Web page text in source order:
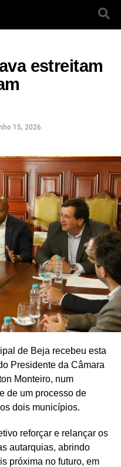
estreitam
15, 2026
de Beja recebeu esta
Presidente da Câmara
Monteiro, num
de um processo de
dois municípios.
reforçar e relançar os
autarquias, abrindo
próxima no futuro, em